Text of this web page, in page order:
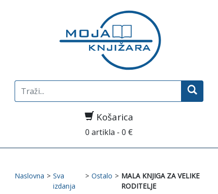
Search
for:
Košarica
0 artikla - 0 €
Naslovna > Sva
izdanja
> Ostalo > MALA KNJIGA ZA VELIKE
RODITELJE